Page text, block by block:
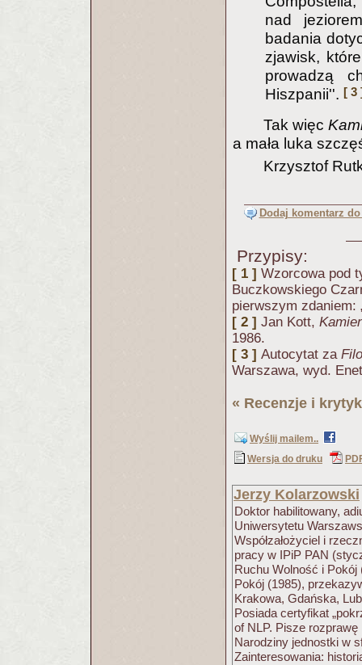
nad
badania
zjawisk,
prowadzą
Hiszpanii''. [ 3
Tak więc
a mała luka
Krzysztof
Dodaj komentarz
Przypisy:
[ 1 ] Wzorcowa pod
Buczkowskiego
pierwszym zdaniem:
[ 2 ] Jan Kott,
1986.
[ 3 ] Autocytat za
Warszawa, wyd.
« Recenzje i
Wyślij mailem..
Wersja do druku
Jerzy Kolarzowski
Doktor habilitowany,
Uniwersytetu
Współzałożyciel i
pracy w IPiP PAN
Ruchu Wolność i
Pokój (1985),
Krakowa, Gdańska,
Posiada certyfikat
of NLP. Pisze rozprawę
Narodziny jednostki w
Zainteresowania: